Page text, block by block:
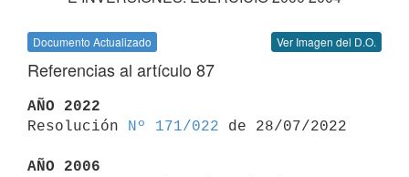
Documento Actualizado Ver Imagen del D.O.
Referencias al artículo 87
AÑO 2022
Resolución
Nº 171/022 de 28/07/2022
AÑO 2006